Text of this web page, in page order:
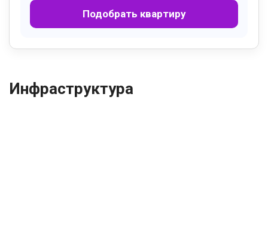
Подобрать квартиру
Инфраструктура